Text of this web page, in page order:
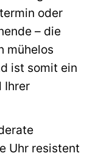
oder
– die
mühelos
ist somit ein
Ihrer
Uhr resistent